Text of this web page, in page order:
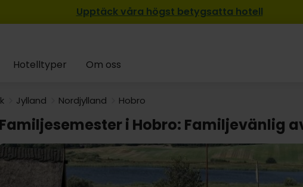
Upptäck våra högst betygsatta hotell
Hotelltyper Om oss
Jylland Nordjylland Hobro
Familjesemester i Hobro: Familjevänlig